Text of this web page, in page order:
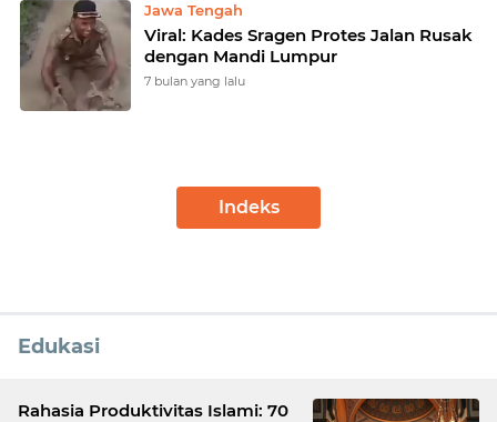
Jawa Tengah
Viral: Kades Sragen Protes Jalan Rusak
dengan Mandi Lumpur
7 bulan yang lalu
Indeks
Edukasi
Rahasia Produktivitas Islami: 70